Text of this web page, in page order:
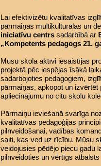
Lai efektivizētu kvalitatīvas
pārmaiņas multikulturālas un
iniciatīvu centrs sadarbībā ar
„Kompetents pedagogs 21.
Mūsu skola aktīvi iesaistījās
projektā pēc iespējas īsākā
sadarbojoties pedagogiem,
pārmaiņas, apkopot un
apliecinājumu no citu skolu
Pārmaiņu ieviešanā svarīga
kvalitatīvas pedagoģijas
pilnveidošanai, vadības
saiti, kas ved uz rīcību. Mūsu
veidojusies pēdējo piecu gadu
pilnveidoties un vērtīgs